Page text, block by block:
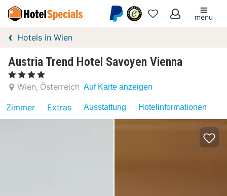
Meine
menu
Hotels in Wien
Austria Trend Hotel Savoyen Vienna
, 4 Sterne
Wien Österreich Auf Karte anzeigen
Zimmer Extras Ausstattung Hotelinformationen